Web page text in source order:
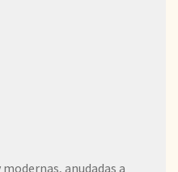
modernas, anudadas a